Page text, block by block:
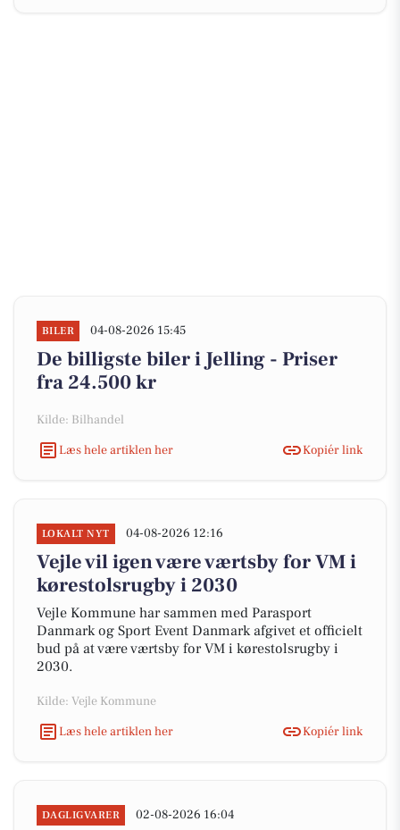
BILER 04-08-2026 15:45
De billigste biler i Jelling - Priser
fra 24.500 kr
Kilde: Bilhandel
Læs hele artiklen her
Kopiér link
LOKALT NYT 04-08-2026 12:16
Vejle vil igen være værtsby for VM i
kørestolsrugby i 2030
Vejle Kommune har sammen med Parasport
Danmark og Sport Event Danmark afgivet et officielt
bud på at være værtsby for VM i kørestolsrugby i
2030.
Kilde: Vejle Kommune
Læs hele artiklen her
Kopiér link
DAGLIGVARER 02-08-2026 16:04